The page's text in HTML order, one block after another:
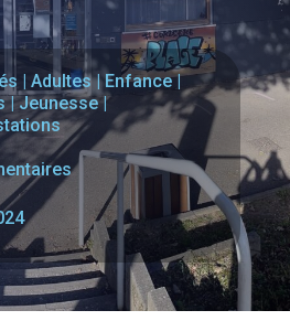
Adultes|Enfance|
|Jeunesse|